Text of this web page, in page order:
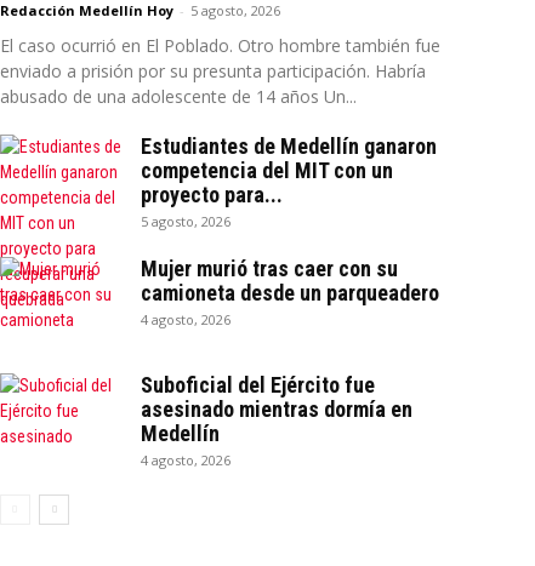
Redacción Medellín Hoy - 5 agosto, 2026
El caso ocurrió en El Poblado. Otro hombre también fue
enviado a prisión por su presunta participación. Habría
abusado de una adolescente de 14 años Un...
Estudiantes de Medellín ganaron
competencia del MIT con un
proyecto para...
5 agosto, 2026
Mujer murió tras caer con su
camioneta desde un parqueadero
4 agosto, 2026
Suboficial del Ejército fue
asesinado mientras dormía en
Medellín
4 agosto, 2026